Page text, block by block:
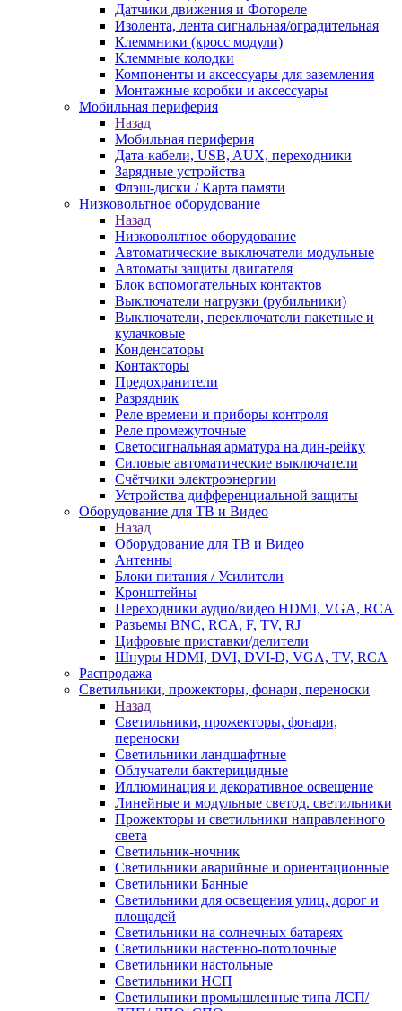
Датчики движения и Фотореле
Изолента, лента сигнальная/оградительная
Клеммники (кросс модули)
Клеммные колодки
Компоненты и аксессуары для заземления
Монтажные коробки и аксессуары
Мобильная периферия
Назад
Мобильная периферия
Дата-кабели, USB, AUX, переходники
Зарядные устройства
Флэш-диски / Карта памяти
Низковольтное оборудование
Назад
Низковольтное оборудование
Автоматические выключатели модульные
Автоматы защиты двигателя
Блок вспомогательных контактов
Выключатели нагрузки (рубильники)
Выключатели, переключатели пакетные и
кулачковые
Конденсаторы
Контакторы
Предохранители
Разрядник
Реле времени и приборы контроля
Реле промежуточные
Светосигнальная арматура на дин-рейку
Силовые автоматические выключатели
Счётчики электроэнергии
Устройства дифференциальной защиты
Оборудование для ТВ и Видео
Назад
Оборудование для ТВ и Видео
Антенны
Блоки питания / Усилители
Кронштейны
Переходники аудио/видео HDMI, VGA, RCA
Разъемы BNС, RCA, F, TV, RJ
Цифровые приставки/делители
Шнуры HDMI, DVI, DVI-D, VGA, TV, RCA
Распродажа
Светильники, прожекторы, фонари, переноски
Назад
Светильники, прожекторы, фонари,
переноски
Светильники ландшафтные
Облучатели бактерицидные
Иллюминация и декоративное освещение
Линейные и модульные светод. светильники
Прожекторы и светильники направленного
света
Светильник-ночник
Светильники аварийные и ориентационные
Светильники Банные
Светильники для освещения улиц, дорог и
площадей
Светильники на солнечных батареях
Светильники настенно-потолочные
Светильники настольные
Светильники НСП
Светильники промышленные типа ЛСП/